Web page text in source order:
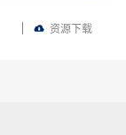
资源下载